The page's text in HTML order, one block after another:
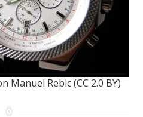
Manuel Rebic (CC 2.0 BY)